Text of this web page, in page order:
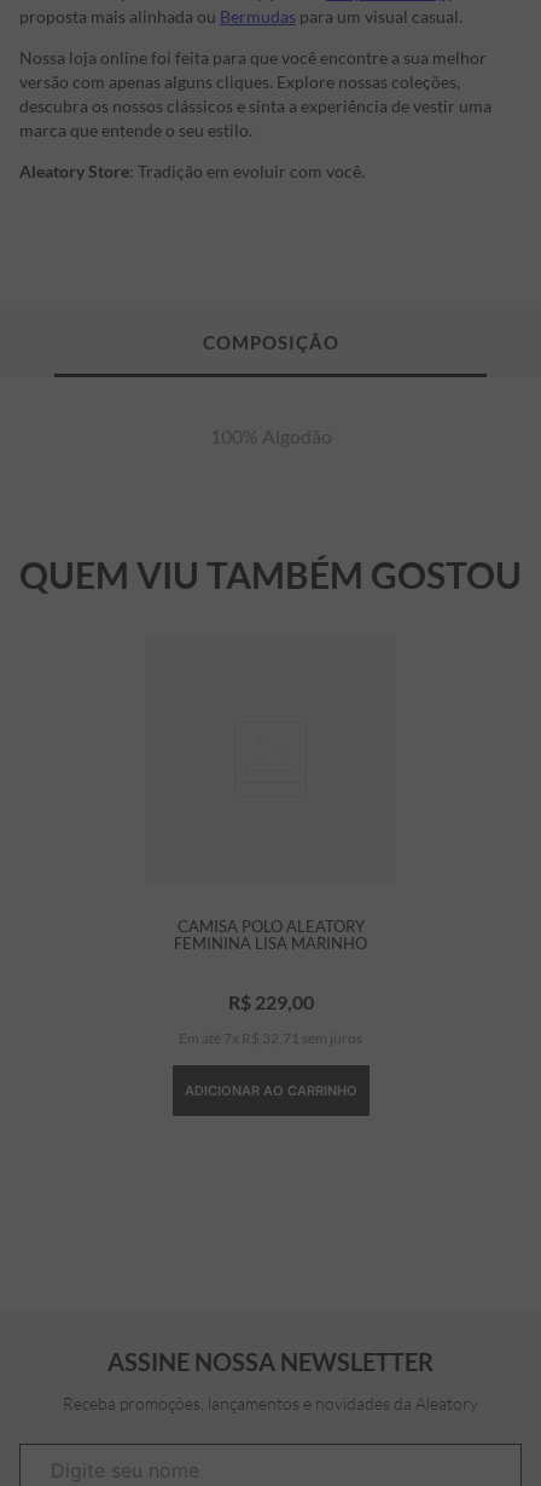
proposta mais alinhada ou Bermudas para um visual casual.
Nossa loja online foi feita para que você encontre a sua melhor
versão com apenas alguns cliques. Explore nossas coleções,
descubra os nossos clássicos e sinta a experiência de vestir uma
marca que entende o seu estilo.
Aleatory Store: Tradição em evoluir com você.
100% Algodão
QUEM VIU TAMBÉM GOSTOU
CAMISA POLO ALEATORY
FEMININA LISA MARINHO
R$ 229,00
Em até 7 x R$ 32 71 sem juros
ADICIONAR AO CARRINHO
ASSINE NOSSA NEWSLETTER
Receba promoções, lançamentos e novidades da Aleatory